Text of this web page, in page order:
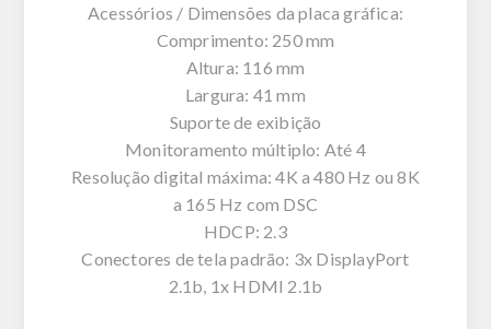
Acessórios / Dimensões da placa gráfica:
Comprimento: 250 mm
Altura: 116 mm
Largura: 41 mm
Suporte de exibição
Monitoramento múltiplo: Até 4
Resolução digital máxima: 4K a 480 Hz ou 8K
a 165 Hz com DSC
HDCP: 2.3
Conectores de tela padrão: 3x DisplayPort
2.1b, 1x HDMI 2.1b